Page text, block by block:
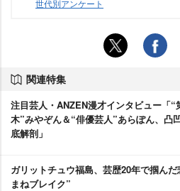
世代別アンケート
関連特集
注目芸人・ANZEN漫才インタビュー「“
木”みやぞん＆“俳優芸人”あらぽん、凸
底解剖」
ガリットチュウ福島、芸歴20年で掴ん
まねブレイク”